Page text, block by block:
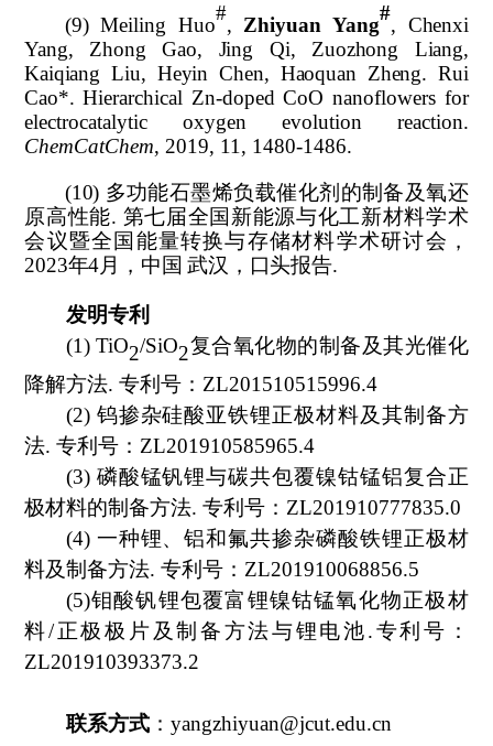
(9) Meiling Huo
#
, Zhiyuan Yang
#
, Chenxi
Yang, Zhong Gao, Jing Qi, Zuozhong Liang,
Kaiqiang Liu, Heyin Chen, Haoquan Zheng. Rui
Cao*. Hierarchical Zn-doped CoO nanoflowers for
electrocatalytic oxygen evolution reaction.
ChemCatChem, 2019, 11, 1480-1486.
(10) 多功能石墨烯负载催化剂的制备及氧还
原高性能. 第七届全国新能源与化工新材料学术
会议暨全国能量转换与存储材料学术研讨会，
2023年4月，中国 武汉 ，口头报告.
发明专利
(1) TiO2/SiO2复合氧化物的制备及其光催化
降解方法.专利号 ： ZL201510515996.4
(2) 钨掺杂硅酸亚铁锂正极材料及其制备方
法. 专利号： ZL201910585965.4
(3) 磷酸锰钒锂与碳共包覆镍钴锰铝复合正
极材料的制备方法. 专利号： ZL201910777835.0
(4) 一种锂、铝和氟共掺杂磷酸铁锂正极材
料及制备方法. 专利号： ZL201910068856.5
(5)钼酸钒锂包覆富锂镍钴锰氧化物正极材
料/正极极片及制备方法与锂电池.专利号 ：
ZL201910393373.2
联系方式： yangzhiyuan@jcut.edu.cn